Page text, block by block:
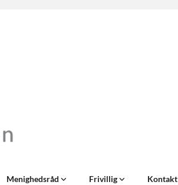
Menighedsråd Frivillig Kontakt